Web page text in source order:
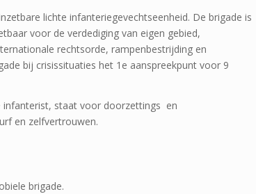
lichte infanteriegevechtseenheid. De brigade is
voor de verdediging van eigen gebied,
rechtsorde, rampenbestrijding en
bij crisissituaties het 1e aanspreekpunt voor 9
infanterist, staat voor doorzettings en
en zelfvertrouwen.
brigade.